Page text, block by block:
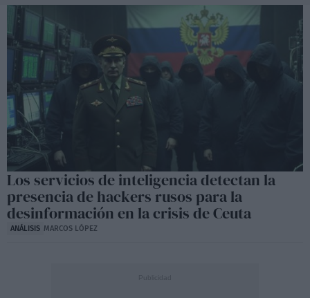
Los servicios de inteligencia detectan la
presencia de hackers rusos para la
desinformación en la crisis de Ceuta
ANÁLISIS MARCOS LÓPEZ